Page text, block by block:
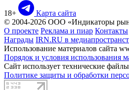
18+
Карта сайта
© 2004-2026 ООО «Индикаторы
О проекте Реклама и пиар Контакты
Награды IRN.RU в
Использование материалов сайта
Порядок и условия использования
Сайт использует технические
Политике защиты и обработки